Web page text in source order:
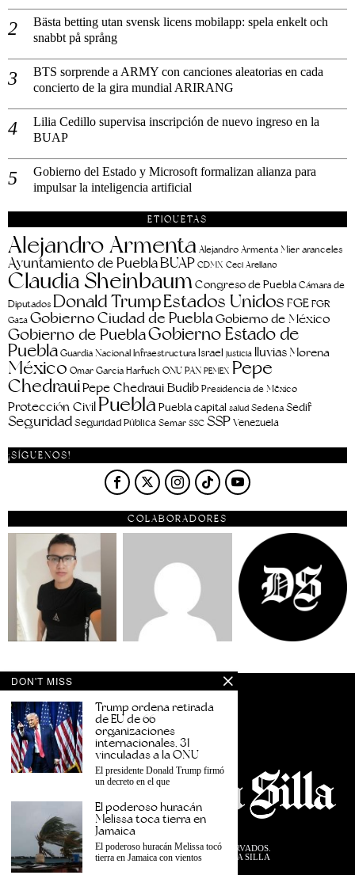
Bästa betting utan svensk licens mobilapp: spela enkelt och
snabbt på språng
BTS sorprende a ARMY con canciones aleatorias en cada
concierto de la gira mundial ARIRANG
Lilia Cedillo supervisa inscripción de nuevo ingreso en la
BUAP
Gobierno del Estado y Microsoft formalizan alianza para
impulsar la inteligencia artificial
ETIQUETAS
Alejandro Armenta Alejandro Armenta Mier aranceles
Ayuntamiento de PueblaBUAP CDMX Ceci Arellano
Claudia SheinbaumCongreso de Puebla Cámara de
Diputados Donald TrumpEstados Unidos FGEFGR
Gaza Gobierno Ciudad de PueblaGobierno de México
Gobierno de PueblaGobierno Estado de
PueblaGuardia Nacional Infraestructura Israel justicia lluviasMorena
México Omar García Harfuch ONU PAN PEMEX Pepe
ChedrauiPepe Chedraui BudibPresidencia de México
Protección Civil PueblaPuebla capital salud Sedena Sedif
SeguridadSeguridad Pública Semar SSC SSPVenezuela
¡SÍGUENOS!
COLABORADORES
2026TODOS LOS DERECHOS RESERVADOS.
DISEÑADO POR EL EQUIPO DESDE LA SILLA
DON'T MISS
Trump ordena retirada
de EU de 66
organizaciones
internacionales, 31
vinculadas a la ONU
El presidente Donald Trump firmó
un decreto en el que
El poderoso huracán
Melissa toca tierra en
Jamaica
El poderoso huracán Melissa tocó
tierra en Jamaica con vientos